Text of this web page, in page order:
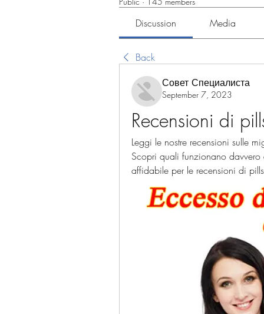
Discussion Media
Back
Совет Специалиста
September 7, 2023
Recensioni di
Leggi le nostre recensioni sulle
Scopri quali funzionano
affidabile per le recensioni di